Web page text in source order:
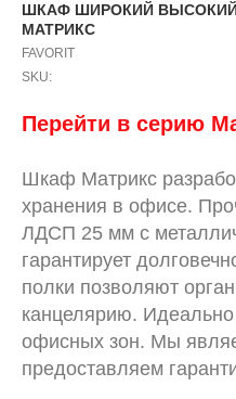
ШКАФ ШИРОКИЙ ВЫСОКИЙ
МАТРИКС
FAVORIT
SKU:
Перейти в серию
Шкаф Матрикс
хранения в офисе.
ЛДСП 25 мм с
гарантирует
полки позволяют
канцелярию.
офисных зон. Мы
предоставляем